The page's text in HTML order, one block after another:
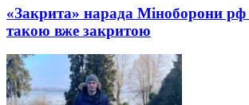
«Закрита» нарада Міноборони рф
такою вже закритою